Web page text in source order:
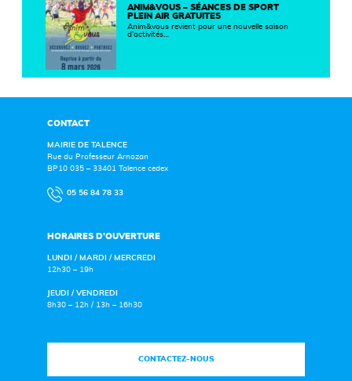
ANIM&VOUS – SÉANCES DE SPORT
PLEIN AIR GRATUITES
Anim&vous revient pour une nouvelle saison
d’activités…
CONTACT
MAIRIE DE TALENCE
Rue du Professeur Arnozan
BP10 035 – 33401 Talence cedex
05 56 84 78 33
HORAIRES D’OUVERTURE
LUNDI / MARDI / MERCREDI
12h30 – 19h
JEUDI / VENDREDI
8h30 – 12h / 13h – 16h30
CONTACTEZ-NOUS